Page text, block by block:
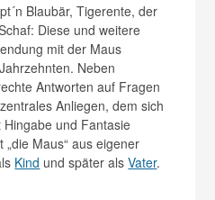
Blaubär, Tigerente, der
Diese und weitere
mit der Maus
Neben
Antworten auf Fragen
Anliegen, dem sich
und Fantasie
„die Maus“ aus eigener
Kind und später alsVater.